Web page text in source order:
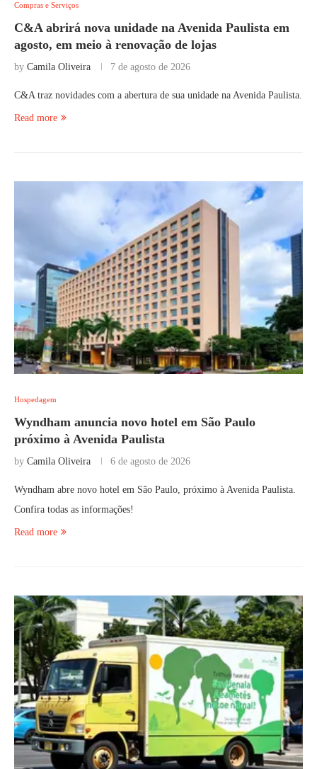
Compras e Serviços
C&A abrirá nova unidade na Avenida Paulista em
agosto, em meio à renovação de lojas
by Camila Oliveira 7 de agosto de 2026
C&A traz novidades com a abertura de sua unidade na Avenida Paulista.
Read more
Hospedagem
Wyndham anuncia novo hotel em São Paulo
próximo à Avenida Paulista
by Camila Oliveira 6 de agosto de 2026
Wyndham abre novo hotel em São Paulo, próximo à Avenida Paulista.
Confira todas as informações!
Read more